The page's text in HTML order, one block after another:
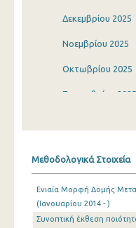
Δεκεμβρίου 2025
Νοεμβρίου 2025
Οκτωβρίου 2025
Σεπτεμβρίου 2025
Μαΐου 2025
Απριλίου 2025
Μεθοδολογικά Στοιχεία
Ενιαία Μορφή Δομής
(Ιανουαρίου 2014 - )
Συνοπτική έκθεση